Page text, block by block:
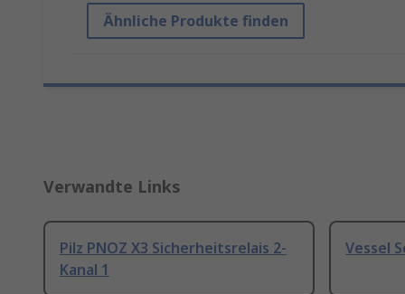
Ähnliche Produkte finden
Verwandte Links
Pilz PNOZ X3 Sicherheitsrelais 2-
Kanal 1
Vessel